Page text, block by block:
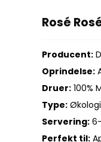
Rosé
Producent:
Oprindelse:
Druer: 100%
Type:
Servering:
Perfekt til: